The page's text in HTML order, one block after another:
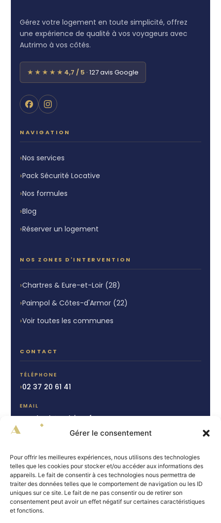
Gérer le consentement
Pour offrir les meilleures expériences, nous utilisons des technologies
telles que les cookies pour stocker et/ou accéder aux informations des
appareils. Le fait de consentir à ces technologies nous permettra de
traiter des données telles que le comportement de navigation ou les ID
uniques sur ce site. Le fait de ne pas consentir ou de retirer son
consentement peut avoir un effet négatif sur certaines caractéristiques
et fonctions.
Gérez votre logement en toute simplicité, offrez
une expérience de qualité à vos voyageurs avec
Autrimo à vos côtés.
★★★★★ 4,7 / 5 · 127 avis Google
NAVIGATION
Nos services
Pack Sécurité Locative
Nos formules
Blog
Réserver un logement
NOS ZONES D'INTERVENTION
Chartres & Eure-et-Loir (28)
Paimpol & Côtes-d'Armor (22)
Voir toutes les communes
CONTACT
TÉLÉPHONE
02 37 20 61 41
EMAIL
contact@autrimo.fr
28000 Chartres
PAIMPOL
64 bis Av. du Général de Gaulle
22500 Paimpol